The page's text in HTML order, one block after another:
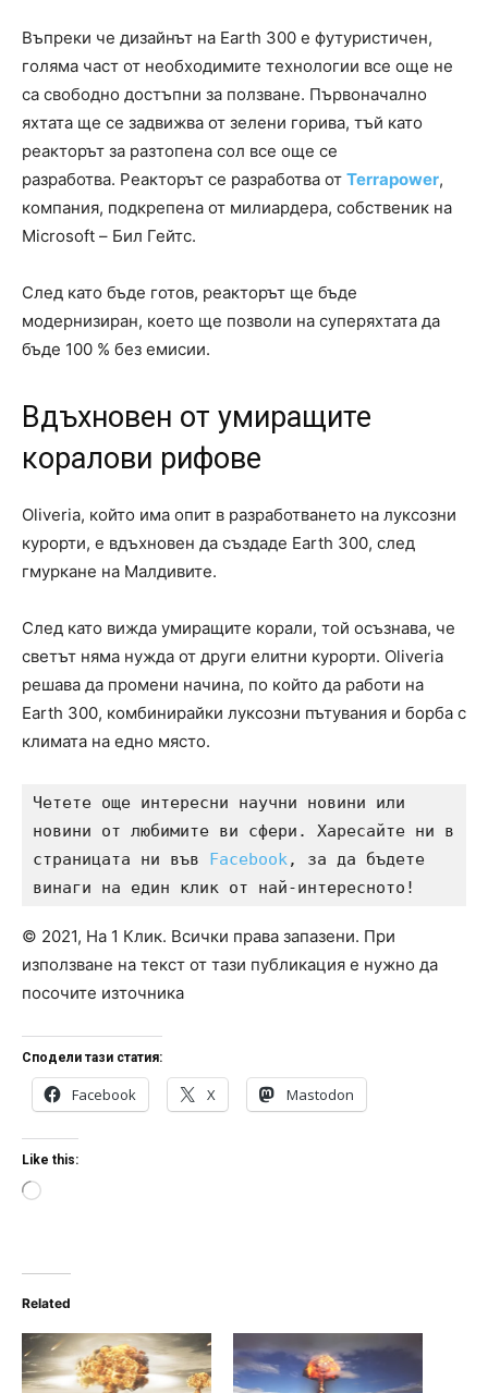
Въпреки че дизайнът на Earth 300 е футуристичен,
голяма част от необходимите технологии все още не
са свободно достъпни за ползване. Първоначално
яхтата ще се задвижва от зелени горива, тъй като
реакторът за разтопена сол все още се
разработва. Реакторът се разработва от Terrapower,
компания, подкрепена от милиардера, собственик на
Microsoft – Бил Гейтс.
След като бъде готов, реакторът ще бъде
модернизиран, което ще позволи на суперяхтата да
бъде 100 % без емисии.
Вдъхновен от умиращите
коралови рифове
Oliveria, който има опит в разработването на луксозни
курорти, е вдъхновен да създаде Earth 300, след
гмуркане на Малдивите.
След като вижда умиращите корали, той осъзнава, че
светът няма нужда от други елитни курорти. Oliveria
решава да промени начина, по който да работи на
Earth 300, комбинирайки луксозни пътувания и борба с
климата на едно място.
Четете още интересни научни новини или
новини от любимите ви сфери. Харесайте ни в
страницата ни във
Facebook, за да бъдете
винаги на един клик от най-интересното!
© 2021, На 1 Клик. Всички права запазени. При
използване на текст от тази публикация е нужно да
посочите източника
Сподели тази статия:
Facebook X Mastodon
Like this:
L
i
n
Related